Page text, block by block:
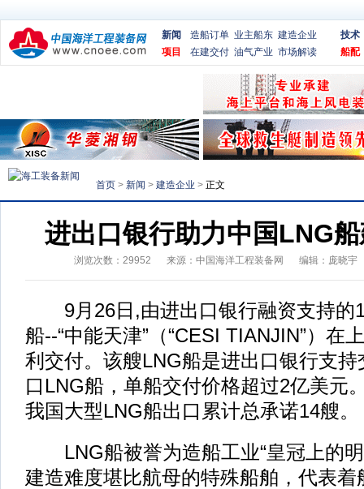
新闻 造船订单 业主船东 建造企业
项目
在建交付 油气产业 市场解读
技术
船配
首页 > 新闻 > 建造企业 > 正文
进出口银行助力中国LNG
浏览次数： 29952 来源： 中国海洋工程装备网 编辑：庞晓宇
9月26日,由进出口银行融资支持的
船--“中能天津”（“CESI TIANJIN”）在
利交付。该艘LNG船是进出口银行支
口LNG船，单船交付价格超过2亿美元
我国大型LNG船出口累计总承诺14艘。
LNG船被誉为造船工业“皇冠上的明
建造难度堪比航母的特殊船舶，代表